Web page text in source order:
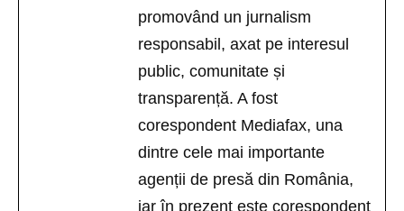
promovând un jurnalism
responsabil, axat pe interesul
public, comunitate și
transparență. A fost
corespondent Mediafax, una
dintre cele mai importante
agenții de presă din România,
iar în prezent este corespondent